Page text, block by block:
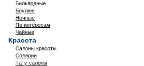
Бильярдные
Боулинг
Ночные
По интересам
Чайные
Красота
Салоны красоты
Солярии
Тату-салоны